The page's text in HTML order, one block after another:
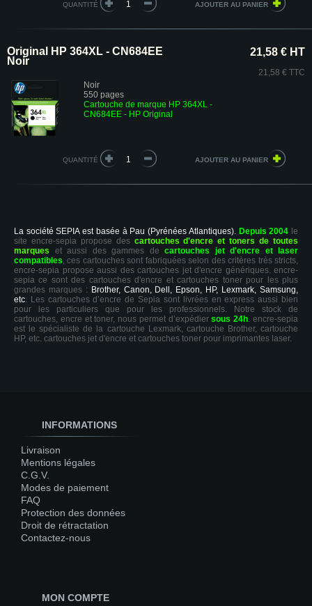
QUANTITÉ
Original HP 364XL - CN684EE
Noir
Noir
550 pages
Cartouche de marque HP 364XL -
CN684EE - HP Original
21,58 € HT
21,58 € TTC
QUANTITÉ
La société SEPIA est basée à Pau (Pyrénées Atlantiques). Depuis 2004 le
site encre-sepia propose des cartouches d'encre et toners de toutes
marques et aussi des gammes de cartouches jet d'encre et laser
compatibles, ces cartouches sont fabriquées selon des critères très stricts,
encre-sepia propose aussi des cartouches jet d'encre génériques. encre-
sepia ce sont des cartouches d'encre et cartouches toner pour les plus
grandes marques : Brother, Canon, Dell, Epson, HP, Lexmark, Samsung,
etc. Les cartouches d’encre de Sepia sont livrées en express aussi bien
pour les particuliers que pour les professionnels. Notre stock de
cartouches, encre et toner, nous permet d’expédiersous 24h. encre-sepia
est le spécialiste de la cartouche Lexmark, cartouche Brother, cartouche
HP, etc. cartouches jet d'encre et cartouches toner pour imprimantes laser.
INFORMATIONS
Livraison
Mentions légales
C.G.V.
Modes de paiement
FAQ
Protection des données
Droit de rétractation
Contactez-nous
MON COMPTE